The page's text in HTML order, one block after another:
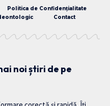
Politica de Confidențialitate
Contact
noi știri de pe